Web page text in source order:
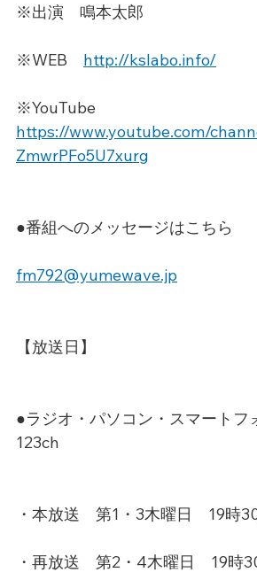
※出演　鳴本太郎
※WEB http://kslabo.info/
※YouTube
https://www.youtube.com/
ZmwrPFo5U7xurg
●番組へのメッセージはこちら
fm792@yumewave.jp
【放送日】
●ラジオ・パソコン・スマートフ
123ch
・本放送　第1・3木曜日　19時
・再放送　第2・4木曜日　19時